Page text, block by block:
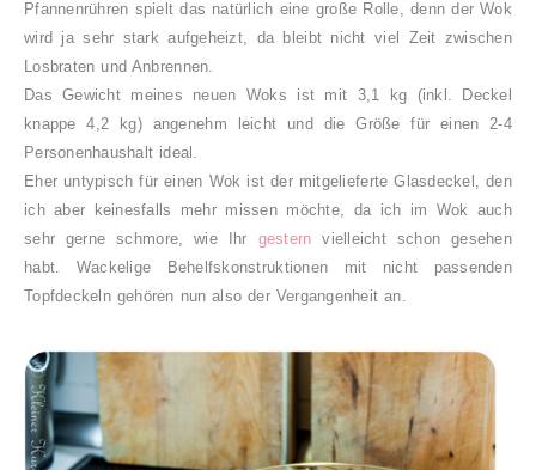
Pfannenrühren spielt das natürlich eine große Rolle, denn der Wok
wird ja sehr stark aufgeheizt, da bleibt nicht viel Zeit zwischen
Losbraten und Anbrennen.
Das Gewicht meines neuen Woks ist mit 3,1 kg (inkl. Deckel
knappe4,2 kg)angenehm leicht und die Größe für einen 2-4
Personenhaushalt ideal.
Eher untypisch für einen Wok ist der mitgelieferte Glasdeckel, den
ich aber keinesfalls mehr missen möchte, da ich im Wok auch
sehr gerne schmore, wie Ihr gestern vielleicht schon gesehen
habt. Wackelige Behelfskonstruktionen mit nicht passenden
Topfdeckeln gehören nun also der Vergangenheit an.